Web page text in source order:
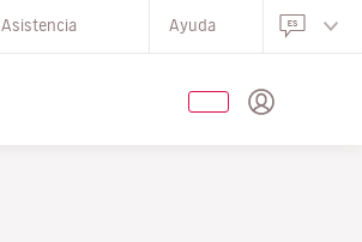
Asistencia Ayuda